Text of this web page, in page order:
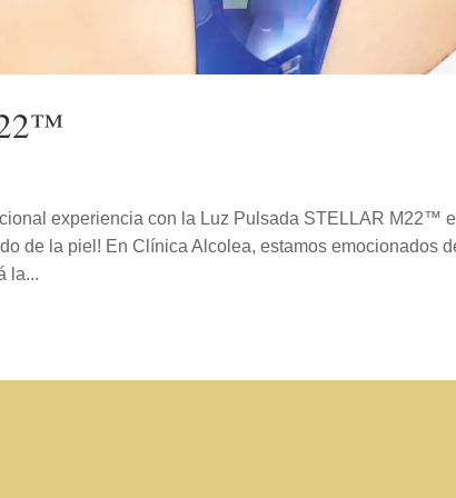
experiencia con la Luz Pulsada STELLAR M22™
de la piel! En Clínica Alcolea, estamos emocionados
la...